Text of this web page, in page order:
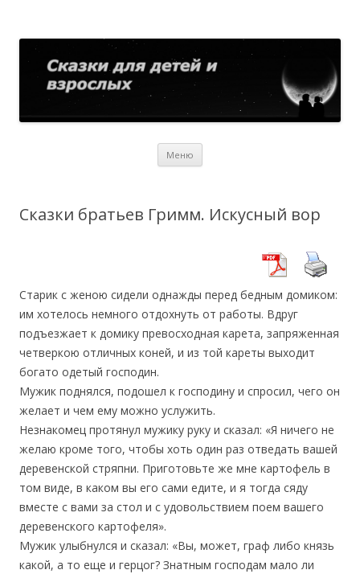
Меню
Сказки братьев Гримм. Искусный вор
Старик с женою сидели однажды перед бедным домиком:
им хотелось немного отдохнуть от работы. Вдруг
подъезжает к домику превосходная карета, запряженная
четверкою отличных коней, и из той кареты выходит
богато одетый господин.
Мужик поднялся, подошел к господину и спросил, чего он
желает и чем ему можно услужить.
Незнакомец протянул мужику руку и сказал: «Я ничего не
желаю кроме того, чтобы хоть один раз отведать вашей
деревенской стряпни. Приготовьте же мне картофель в
том виде, в каком вы его сами едите, и я тогда сяду
вместе с вами за стол и с удовольствием поем вашего
деревенского картофеля».
Мужик улыбнулся и сказал: «Вы, может, граф либо князь
какой, а то еще и герцог? Знатным господам мало ли